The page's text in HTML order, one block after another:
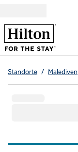
Standorte / Malediven